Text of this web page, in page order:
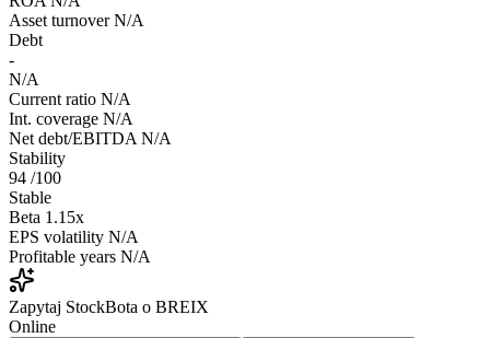
Asset turnover N/A
Debt
-
N/A
Current ratio N/A
Int. coverage N/A
Net debt/EBITDA N/A
Stability
94 /100
Stable
Beta 1.15x
EPS volatility N/A
Profitable years N/A
Zapytaj StockBota o BREIX
Online